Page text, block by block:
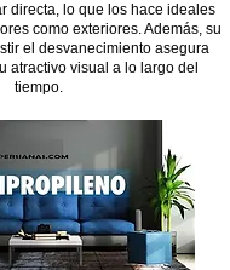
directa, lo que los hace ideales
como exteriores. Además, su
el desvanecimiento asegura
atractivo visual a lo largo del
tiempo.